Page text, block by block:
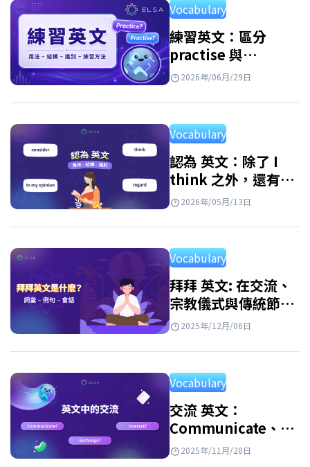
Football 是什麼意思? Football是英國及世界上
大多數國家對足球的普遍稱呼，也是FIFA世界
盃等國際賽事所使用的術語。若你收看英國或
歐洲的體育媒體，會比 soccer…
Vocabulary
練習英文：區分
practise 與
practice，以及免費
2026年/06月/29日
Vocabulary
認為 英文：除了 I
think 之外，還有
30 多種表達想法的
2026年/05月/13日
Vocabulary
拜拜 英文: 在交流、
宗教儀式與傳統節慶
中的表達方式
2025年/12月/06日
Vocabulary
交流 英文：
Communicate、
Exchange、
2025年/11月/28日